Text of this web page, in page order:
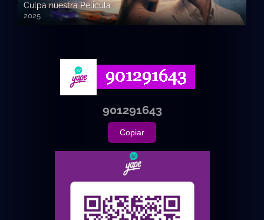
Culpa nuestra Pelicula
2025
720p HD
901291643
Copiar